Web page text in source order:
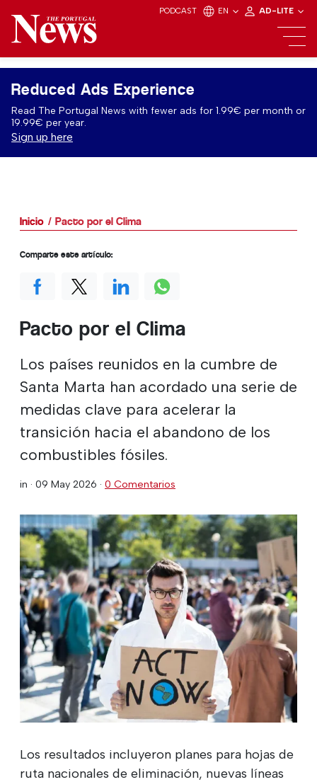
PODCAST EN AD-LITE
Reduced Ads Experience
Read The Portugal News with fewer ads for 1.99€ per month or
19.99€ per year.
Sign up here
Inicio Pacto por el Clima
Pacto por el Clima
Los países reunidos en la cumbre de
Santa Marta han acordado una serie de
medidas clave para acelerar la
transición hacia el abandono de los
combustibles fósiles.
in · 09 May 2026 · 0 Comentarios
Los resultados incluyeron planes para hojas de
ruta nacionales de eliminación, nuevas líneas
Comparte este artículo: